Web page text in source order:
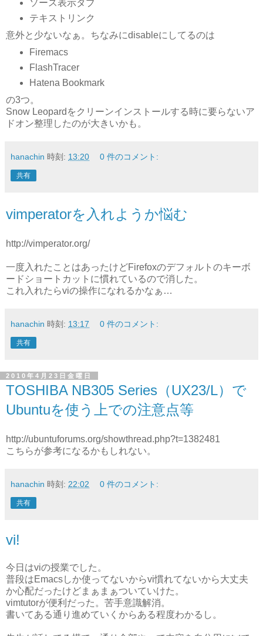
ソース表示タブ
テキストリンク
意外と少ないなぁ。ちなみにdisableにしてるのは
Firemacs
FlashTracer
Hatena Bookmark
の3つ。
Snow Leopardをクリーンインストールする時に要らないア
ドオン整理したのが大きいかも。
hanachin 時刻: 13:20 0 件のコメント:
共有
vimperatorを入れようか悩む
http://vimperator.org/
一度入れたことはあったけどFirefoxのデフォルトのキーボ
ードショートカットに慣れているので消した。
これ入れたらviの操作になれるかなぁ…
hanachin 時刻: 13:17 0 件のコメント:
共有
2010年4月23日金曜日
TOSHIBA NB305 Series（UX23/L）で
Ubuntuを使う上での注意点等
http://ubuntuforums.org/showthread.php?t=1382481
こちらが参考になるかもしれない。
hanachin 時刻: 22:02 0 件のコメント:
共有
vi!
今日はviの授業でした。
普段はEmacsしか使ってないからvi慣れてないから大丈夫
か心配だったけどまぁまぁついていけた。
vimtutorが便利だった。苦手意識解消。
書いてある通り進めていくからある程度わかるし。